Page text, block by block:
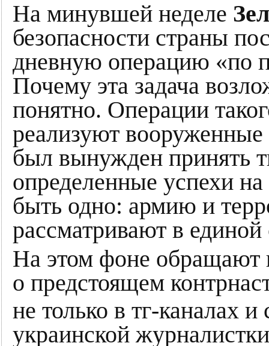
На минувшей неделе
безопасности страны
дневную операцию «по
Почему эта задача
понятно. Операции
реализуют
был вынужден принять
определенные успехи
быть одно: армию и
рассматривают в единой
На этом фоне обращают
о предстоящем
не только в тг-каналах
украинской